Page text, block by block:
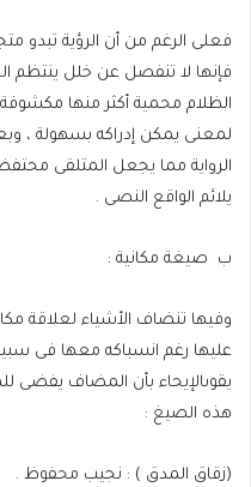
فعلى الرغم من أن الرؤية تبدو
فإنها لا تنفصل عن خلل ينتظم
الظلام محمية أكثر منها
لمعنى يمكن إدراكه بسهولة ،
الرواية مما يجعل المتلقى
يلائم الواقع النصى .
ب صيغة مكانية :
وفيها تنضاف الأشياء لعلاقة
عليها رغم انسباكه معها فى
يقوىالإيحاء بأن المضاف يفضى
هذه الصيغ :
(زقاق المدق ) : نجيب محفوظ .